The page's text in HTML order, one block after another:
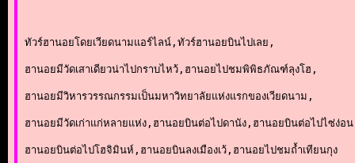
ทัวร์ฮานอยโดยเวียดนามแอร์ไลน์,ทัวร์ฮานอยบินไปเลย,
ฮานอยมีวัดเสาเดียวน่าไปกราบไหว้,ฮานอยไปชมพิพิธภัณฑ์ลุงโฮ,
ฮานอยมีวิหารวรรณกรรมเป็นมหาวิทยาลัยแห่งแรกของเวียดนาม,
ฮานอยมีวัดเก่าแก่หลายแห่ง,ฮานอยบินต่อไปดานัง,ฮานอยบินต่อไปไซ่ง่อ
ฮานอยบินต่อไปโฮจิมินห์,ฮานอยบินลงเมืองเว้,ฮานอยไปชมถ้ำเทียนกุง